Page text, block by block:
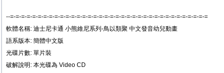
--=-=-=-=-=-=-=-=-=-=-=-=-=-=-=-=-=-=-=-=-=-=-=-=-=-=-=-=-=-=-=-=-=-=-=-=
軟體名稱: 迪士尼卡通 小熊維尼系列-鳥以類聚 中文發音幼兒動畫
語系版本: 簡體中文版
光碟片數: 單片裝
破解說明: 本光碟為 Video CD